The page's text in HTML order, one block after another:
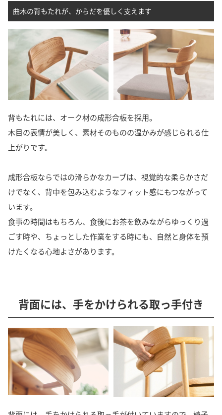
曲木の背もたれが、からだを優しく支えます
背もたれには、オーク材の成形合板を採用。
木目の表情が美しく、素材そのものの温かみが感じられる仕
上がりです。
成形合板ならではの滑らかなカーブは、視覚的な柔らかさだ
けでなく、背中を包み込むようなフィット感にもつながって
います。
食事の時間はもちろん、食後にお茶を飲みながらゆっくり過
ごす時や、ちょっとした作業をする時にも、自然と身体を預
けたくなる心地よさがあります。
背面には、手をかけられる取っ手付き